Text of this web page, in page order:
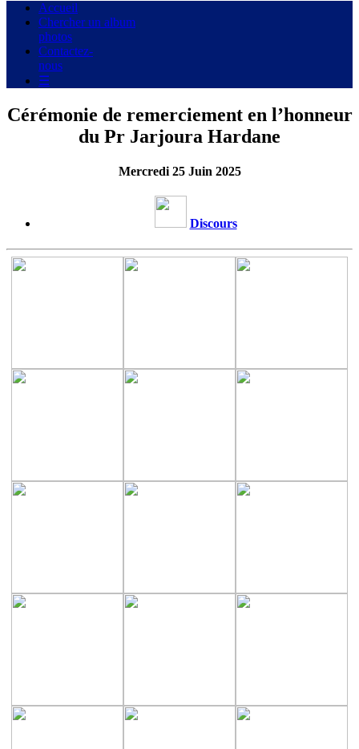
Accueil
Chercher un album
photos
Contactez-
nous
☰
Cérémonie de remerciement en l’honneur
du Pr Jarjoura Hardane
Mercredi 25 Juin 2025
Discours